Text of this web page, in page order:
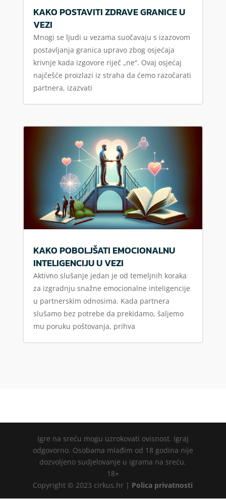
KAKO POSTAVITI ZDRAVE GRANICE U
VEZI
Mnogi se ljudi u vezama suočavaju s izazovom
postavljanja granica upravo zbog osjećaja
krivnje kada izgovore riječ „ne“. Ovaj osjećaj
najčešće proizlazi iz straha da ćemo razočarati
partnera, izazvati
KAKO POBOLJŠATI EMOCIONALNU
INTELIGENCIJU U VEZI
Aktivno slušanje jedan je od temeljnih koraka
za izgradnju snažne emocionalne inteligencije
u partnerskim odnosima. Kada partnera
slušamo bez potrebe da prekidamo, šaljemo
mu poruku poštovanja, prihva
Igre na sreću mogu uzrokovati ovisnost. Igraj
odgovorno. Osobama mlađim od 18 godina nije
dozvoljeno sudjelovanje u igrama na sreću.
18+
Copyright © 2023 cirkus.hr | Polica privatnosti